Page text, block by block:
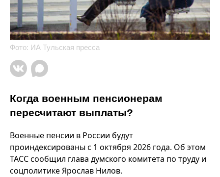
Фото: ИА Тульская пресса
Когда военным пенсионерам
пересчитают выплаты?
Военные пенсии в России будут
проиндексированы с 1 октября 2026 года. Об этом
ТАСС сообщил глава думского комитета по труду и
соцполитике Ярослав Нилов.